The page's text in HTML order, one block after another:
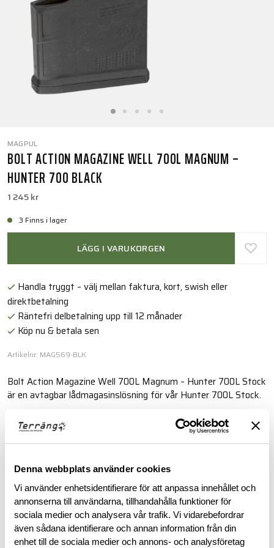
Denna webbplats använder cookies
Vi använder enhetsidentifierare för att anpassa innehållet och
annonserna till användarna, tillhandahålla funktioner för
sociala medier och analysera vår trafik. Vi vidarebefordrar
även sådana identifierare och annan information från din
enhet till de sociala medier och annons- och analysföretag
MAGPUL
BOLT ACTION MAGAZINE WELL 700L MAGNUM –
HUNTER 700 BLACK
1 245 kr
3 Finns i lager
LÄGG I VARUKORGEN
Handla tryggt – välj mellan faktura, kort, swish eller
direktbetalning
Räntefri delbetalning upp till 12 månader
Köp nu & betala sen
Artikelnr: MAG569-BLK
Bolt Action Magazine Well 700L Magnum – Hunter 700L Stock
är en avtagbar lådmagasinslösning för vår Hunter 700L Stock.
Läs mer
BESKRIVNING
RECENSIONER
OM VARUMÄRKET